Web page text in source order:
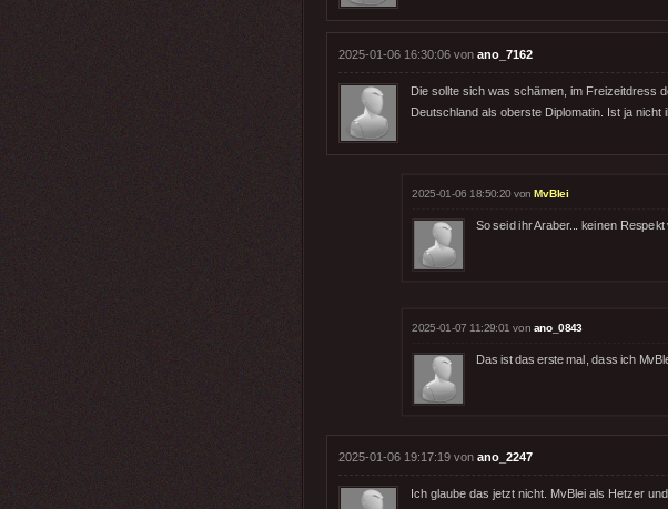
2025-01-06 16:30:06 von ano_7162
Die sollte sich was schämen, im Freizeitdress
Deutschland als oberste Diplomatin. Ist ja
2025-01-06 18:50:20 vonMvBlei
So seid ihr Araber... keinen Respekt
2025-01-07 11:29:01 von ano_0843
Das ist das erste mal, dass ich
2025-01-06 19:17:19 von ano_2247
Ich glaube das jetzt nicht. MvBlei als Hetzer